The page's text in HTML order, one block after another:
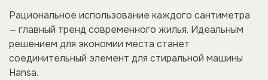
Рациональное использование каждого сантиметра
— главный тренд современного жилья. Идеальным
решением для экономии места станет
соединительный элемент для стиральной машины
Hansa.